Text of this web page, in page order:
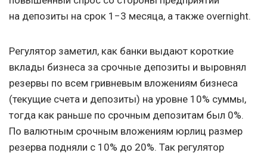
на депозиты на срок 1−3 месяца, а также overnight.
Регулятор заметил, как банки выдают короткие
вклады бизнеса за срочные депозиты и выровнял
резервы по всем гривневым вложениям бизнеса
(текущие счета и депозиты) на уровне 10% суммы,
тогда как раньше по срочным депозитам был 0%.
По валютным срочным вложениям юрлиц размер
резерва подняли с 10% до 20%. Так регулятор